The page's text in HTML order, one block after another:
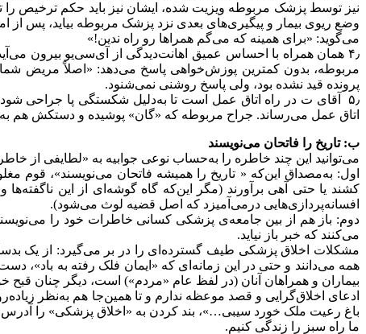
وضع ریوی بیمار و پیگیری‌های بعدی نزد پزشک مربوطه بیاید، پس
می‌گوید: «برای همینه که می‌گم همراها رو راه ندین!»
۴٫ همان همراه با احساس عمیق اهانت‌دیدگی از آی‌سی‌یو بیرون
پرونده قید نشده بود، ولی پاسخ روشنی نمی‌شنود.
۵٫ آقای ت در راه اتاق عمل است تا به‌دلیل شکستگی پا جراحی
اتاق عمل می‌رساند. جراح مربوطه که «گان» پوشیده و دستکش
ب: تاریخ را فاتحان می‌نویسند
می‌توانید این چند خاطره را به‌حساب نوعی جوابیه به «لطایفی از خاطرات طبابت» دوست و برادر
اول: به‌مصداق این‌که « تاریخ را همیشه فاتحان می‌نویسند»، قوم
کشند یا حتی آهی برآورند (مگر این‌که گاه گوشه‌ای از این
افسانه‌پردازی‌هایی درمی‌آمیزد که اصل قضیه لوث می‌شود).
دوم: باز هم از بین جامعه‌ی پزشکی کسانی خاطرات خود را
می‌کنند که خبر باز نیاید.
مشکلات اخلاق پزشکی طیف گسترده‌ای را در بر می‌گیرد: از یک
همه می‌دانند و حتی در این زمانه‌ای که «ایمان فلک رفته به
بیماران و همراهان آنان (در لفظ عام «مردم») است، دیگر چنان قبح
ادعای اخلاق‌گرایی و قصد موعظه ندارم و تا همین‌جا هم به‌نظر
باغ رعیت ملک خورد سیبی…»، بند کردن به «اخلاق پزشکی» را
ما راه سبز را زندگی کنیم.